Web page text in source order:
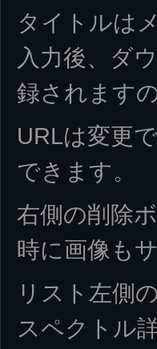
タイトルは
入力後、ダ
録されます
URLは変更
できます。
右側の削除
時に画像も
リスト左側
スペクトル